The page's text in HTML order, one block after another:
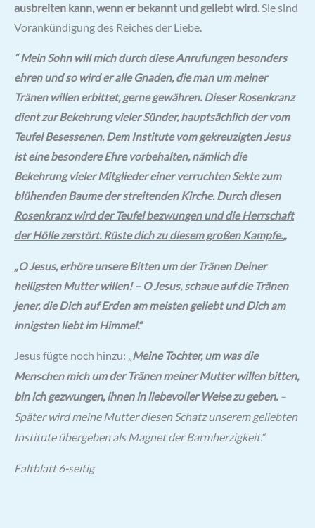
ausbreiten kann, wenn er bekannt und geliebt wird.Sie sind
Vorankündigung des Reiches der Liebe.
“ Mein Sohn will mich durch diese Anrufungen besonders
ehren und so wird er alle Gnaden, die man um meiner
Tränen willen erbittet, gerne gewähren. Dieser Rosenkranz
dient zur Bekehrung vieler Sünder, hauptsächlich der vom
Teufel Besessenen. Dem Institute vom gekreuzigten Jesus
ist eine besondere Ehre vorbehalten, nämlich die
Bekehrung vieler Mitglieder einer verruchten Sekte zum
blühenden Baume der streitenden Kirche.Durch diesen
Rosenkranz wird der Teufel bezwungen und die Herrschaft
der Hölle zerstört. Rüste dich zu diesem großen Kampfe.„
„O Jesus, erhöre unsere Bitten um der Tränen Deiner
heiligsten Mutter willen! – O Jesus, schaue auf die Tränen
jener, die Dich auf Erden am meisten geliebt und Dich am
innigsten liebt im Himmel.“
Jesus fügte noch hinzu: „Meine Tochter, um was die
Menschen michum der Tränen meiner Mutter willen bitten,
bin ich gezwungen,ihnen in liebevoller Weise zu geben.–
Später wird meine Mutterdiesen Schatz unserem geliebten
Institute übergeben als Magnetder Barmherzigkeit.“
Faltblatt 6-seitig